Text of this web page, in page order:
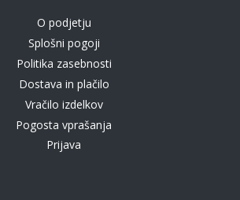
O podjetju
Splošni pogoji
Politika zasebnosti
Dostava in plačilo
Vračilo izdelkov
Pogosta vprašanja
Prijava